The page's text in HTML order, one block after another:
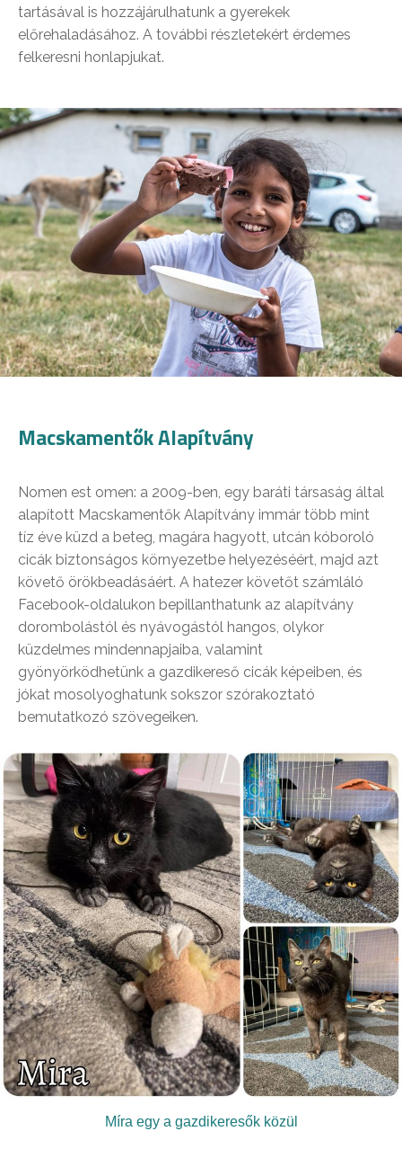
tartásával is hozzájárulhatunk a gyerekek
előrehaladásához. A további részletekért érdemes
felkeresni honlapjukat.
Macskamentők Alapítvány
Nomen est omen: a 2009-ben, egy baráti társaság által
alapított Macskamentők Alapítvány immár több mint
tíz éve küzd a beteg, magára hagyott, utcán kóboroló
cicák biztonságos környezetbe helyezéséért, majd azt
követő örökbeadásáért. A hatezer követőt számláló
Facebook-oldalukon bepillanthatunk az alapítvány
dorombolástól és nyávogástól hangos, olykor
küzdelmes mindennapjaiba, valamint
gyönyörködhetünk a gazdikereső cicák képeiben, és
jókat mosolyoghatunk sokszor szórakoztató
bemutatkozó szövegeiken.
Míra egy a gazdikeresők közül